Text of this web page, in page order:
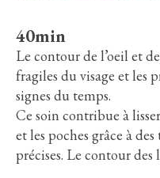
40min
Le contour de l’oeil et
fragiles du visage et les
signes du temps.
Ce soin contribue à
et les poches grâce à
précises. Le contour